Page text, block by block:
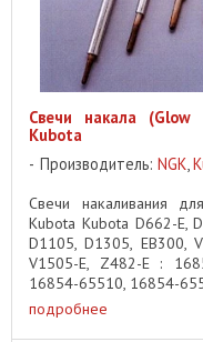
Свечи накала (Glow
Kubota
Производитель: NGK,
Свечи накаливания
Kubota Kubota D662-E,
D1105, D1305, EB300,
V1505-E, Z482-E :
16854-65510, 16854-
F2803-E, V1903-E, V2203,
подробнее